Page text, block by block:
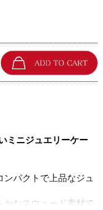
ミニジュエリーケー
パクトで上品なジュ
かなスウェード素材で